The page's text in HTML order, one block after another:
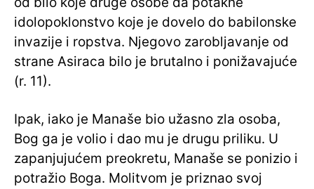
idolopoklonstvo koje je dovelo do babilonske
invazije i ropstva. Njegovo zarobljavanje od
strane Asiraca bilo je brutalno i ponižavajuće
(r. 11).
Ipak, iako je Manaše bio užasno zla osoba,
Bog ga je volio i dao mu je drugu priliku. U
zapanjujućem preokretu, Manaše se ponizio i
potražio Boga. Molitvom je priznao svoj